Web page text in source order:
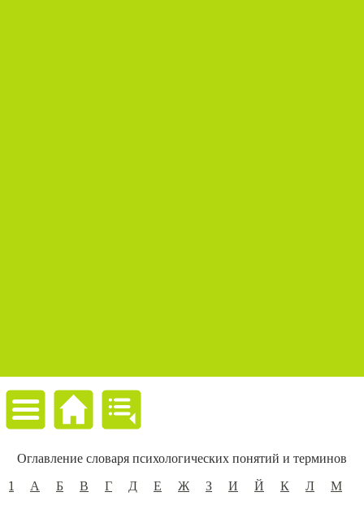
Оглавление словаря психологических понятий и терминов
1
А Б В Г Д Е Ж З И Й К Л
М